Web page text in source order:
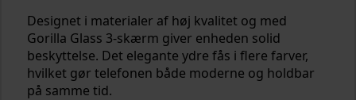
Designet i materialer af høj kvalitet og med
Gorilla Glass 3-skærm giver enheden solid
beskyttelse. Det elegante ydre fås i flere farver,
hvilket gør telefonen både moderne og holdbar
på samme tid.